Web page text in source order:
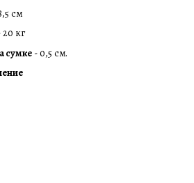
см
20 кг
сумке - 0,5 см.